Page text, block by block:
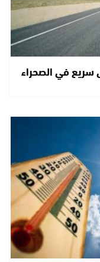
في الصحراء